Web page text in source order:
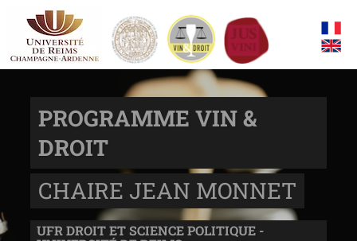
PROGRAMME VIN &
DROIT
CHAIRE JEAN MONNET
UFR DROIT ET SCIENCE POLITIQUE -